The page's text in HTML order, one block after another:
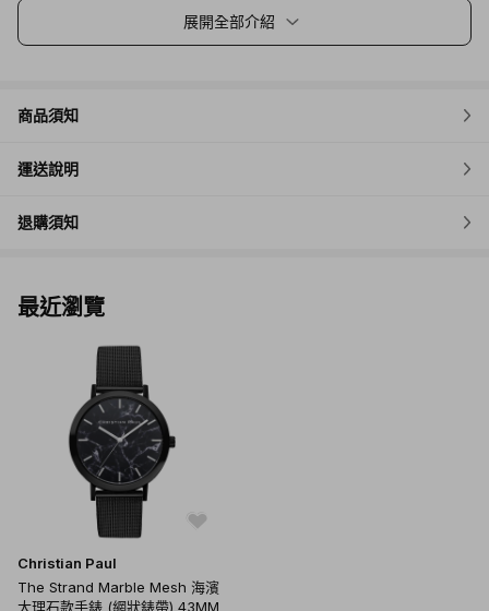
展開全部介紹
商品須知
運送說明
退購須知
最近瀏覽
Christian Paul
The Strand Marble Mesh 海濱
大理石款手錶 (網狀錶帶) 43MM